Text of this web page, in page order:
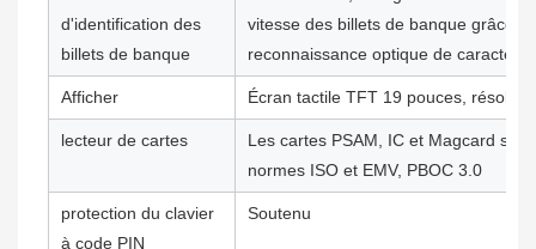
d'identification des
billets de banque
vitesse des billets de banque grâce à
reconnaissance optique de
Afficher Écran tactile TFT 19 pouces,
lecteur de cartes
Les cartes PSAM, IC et Magcard
normes ISO et EMV, PBOC 3.0
protection du clavier
à code PIN
Soutenu